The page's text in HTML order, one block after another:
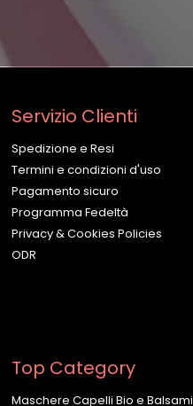
Servizio Clienti
Spedizione e Resi
Termini e condizioni d'uso
Pagamento sicuro
Programma Fedeltà
Privacy & Cookies Policies
ODR
Top Category
Maschere Capelli Bio e Balsami